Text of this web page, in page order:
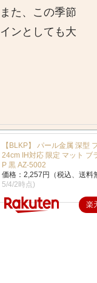
た、この季節
ンとしても大
【BLKP】 パール金属 深型
24cm IH対応 限定 マット ブ
P 黒 AZ-5002
価格：2,257円（税込、送料
5/4/2時点)
楽